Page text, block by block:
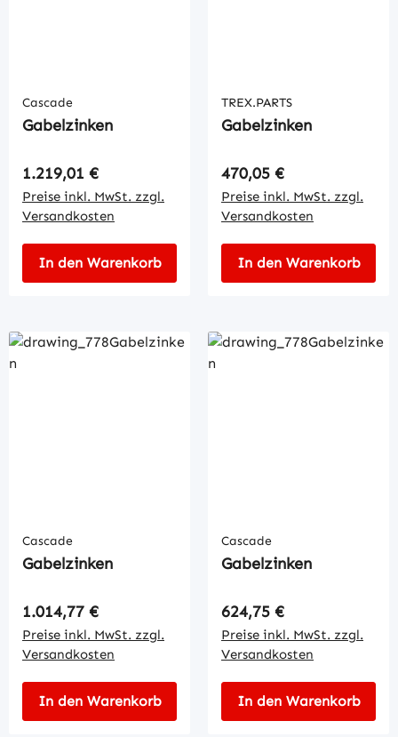
Cascade
Gabelzinken
Regulärer Preis:
1.219,01 €
Preise inkl. MwSt. zzgl.
Versandkosten
In den Warenkorb
TREX.PARTS
Gabelzinken
Regulärer Preis:
470,05 €
Preise inkl. MwSt. zzgl.
Versandkosten
In den Warenkorb
Cascade
Gabelzinken
Regulärer Preis:
1.014,77 €
Preise inkl. MwSt. zzgl.
Versandkosten
In den Warenkorb
Cascade
Gabelzinken
Regulärer Preis:
624,75 €
Preise inkl. MwSt. zzgl.
Versandkosten
In den Warenkorb